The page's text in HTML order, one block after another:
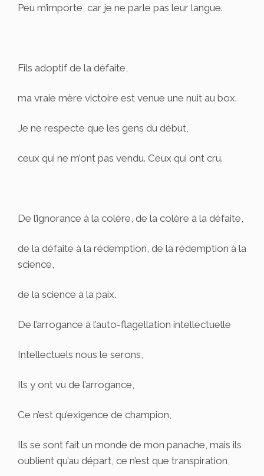
Peu m’importe, car je ne parle pas leur langue.
Fils adoptif de la défaite,
ma vraie mère victoire est venue une nuit au box.
Je ne respecte que les gens du début,
ceux qui ne m’ont pas vendu. Ceux qui ont cru.
De l’ignorance à la colère, de la colère à la défaite,
de la défaite à la rédemption, de la rédemption à la
science,
de la science à la paix.
De l’arrogance à l’auto-flagellation intellectuelle
Intellectuels nous le serons,
Ils y ont vu de l’arrogance,
Ce n’est qu’exigence de champion,
Ils se sont fait un monde de mon panache, mais ils
oublient qu’au départ, ce n’est que transpiration,